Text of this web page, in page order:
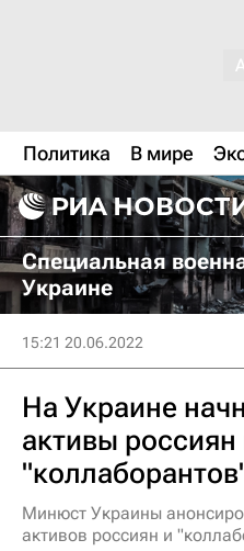
Политика В мире
Специальная
Украине
15:21 20.06.2022
На Украине
активы россиян
Минюст Украины
активов россиян и